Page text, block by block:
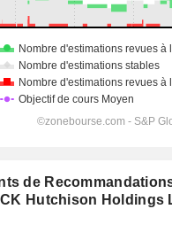
de
Hutchison Holdings